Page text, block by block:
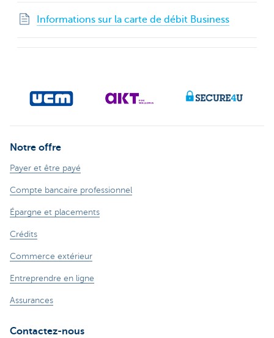
Informations sur la carte de débit Business
Notre offre
Payer et être payé
Compte bancaire professionnel
Épargne et placements
Crédits
Commerce extérieur
Entreprendre en ligne
Assurances
Contactez-nous